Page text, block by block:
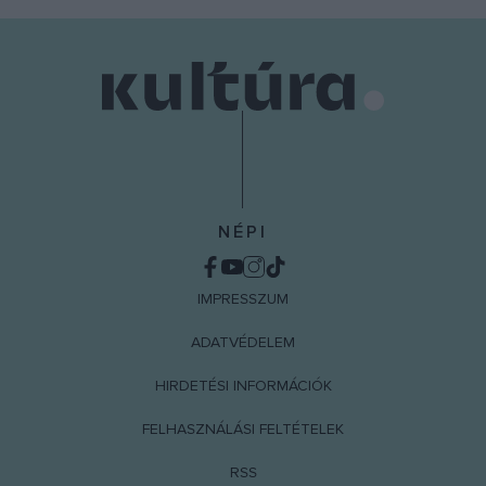
NÉPI
IMPRESSZUM
ADATVÉDELEM
HIRDETÉSI INFORMÁCIÓK
FELHASZNÁLÁSI FELTÉTELEK
RSS